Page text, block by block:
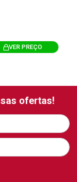
VER PREÇO
ofertas!